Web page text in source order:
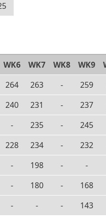
WK6 WK7 WK8 WK9
264 263 - 259
240 231 - 237
- 235 - 245
228 234 - 232
- 198 - -
- 180 - 168
- - - 143